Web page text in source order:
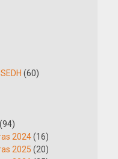
(60)
(94)
2024(16)
2025 (20)